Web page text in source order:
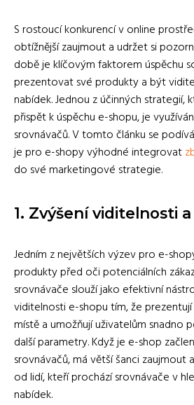
S rostoucí konkurencí v online
obtížnější zaujmout a udržet si
době je klíčovým faktorem úspěchu
prezentovat své produkty a být
nabídek. Jednou z účinných strategií,
přispět k úspěchu e-shopu, je
srovnávačů. V tomto článku se
je pro e-shopy výhodné integrovat
do své marketingové strategie.
1. Zvýšení viditelnosti
Jedním z největších výzev pro e-
produkty před oči potenciálních
srovnávače slouží jako efektivní
viditelnosti e-shopu tím, že
místě a umožňují uživatelům snadno
další parametry. Když je e-shop
srovnávačů, má větší šanci zaujmout
od lidí, kteří prochází srovnávače v
nabídek.